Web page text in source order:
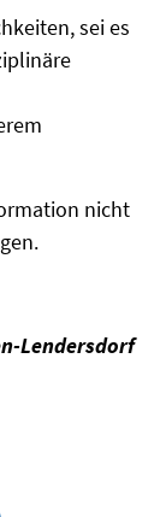
sei es
nicht
Lendersdorf